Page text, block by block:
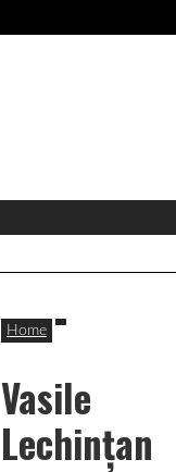
Home
Vasile
Lechințan